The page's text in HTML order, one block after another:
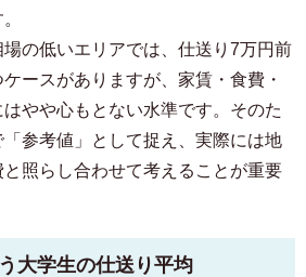
の低いエリアでは、仕送り7万円前
ースがありますが、家賃・食費・
やや心もとない水準です。そのた
参考値」として捉え、実際には地
照らし合わせて考えることが重要
大学生の仕送り平均